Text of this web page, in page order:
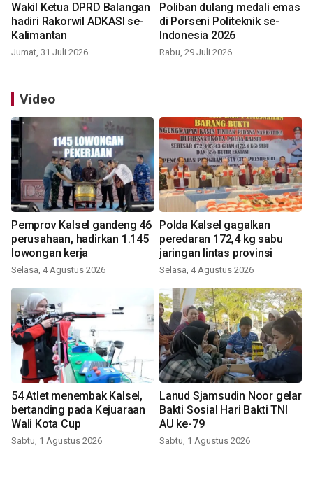
Wakil Ketua DPRD Balangan
hadiri Rakorwil ADKASI se-
Kalimantan
Jumat, 31 Juli 2026
Poliban dulang medali emas
di Porseni Politeknik se-
Indonesia 2026
Rabu, 29 Juli 2026
Video
Pemprov Kalsel gandeng 46
perusahaan, hadirkan 1.145
lowongan kerja
Selasa, 4 Agustus 2026
Polda Kalsel gagalkan
peredaran 172,4 kg sabu
jaringan lintas provinsi
Selasa, 4 Agustus 2026
54 Atlet menembak Kalsel,
bertanding pada Kejuaraan
Wali Kota Cup
Sabtu, 1 Agustus 2026
Lanud Sjamsudin Noor gelar
Bakti Sosial Hari Bakti TNI
AU ke-79
Sabtu, 1 Agustus 2026